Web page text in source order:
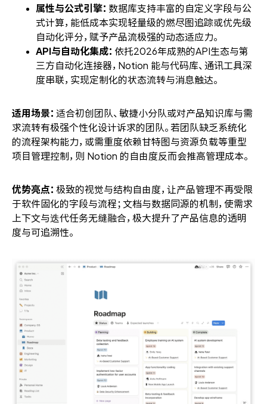
属性与公式引擎： 数据库支持丰富的自定义字段与公
式计算，能低成本实现轻量级的燃尽图追踪或优先级
自动化评分，赋予产品流极强的动态适应力。
API与自动化集成： 依托2026年成熟的API生态与第
三方自动化连接器，Notion 能与代码库、通讯工具深
度串联，实现定制化的状态流转与消息触达。
适用场景： 适合初创团队、敏捷小分队或对产品知识库与需
求流转有极强个性化设计诉求的团队。若团队缺乏系统化
的流程架构能力，或需重度依赖甘特图与资源负载等重型
项目管理控制，则 Notion 的自由度反而会推高管理成本。
优势亮点： 极致的视觉与结构自由度，让产品管理不再受限
于软件固化的字段与流程；文档与数据同源的机制，使需求
上下文与迭代任务无缝融合，极大提升了产品信息的透明
度与可追溯性。